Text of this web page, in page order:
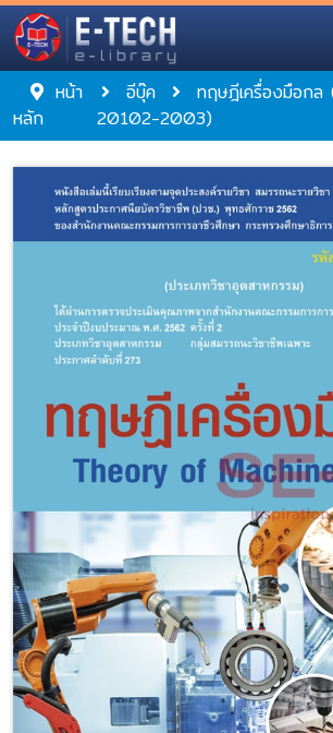
หน้า
หลัก
อีบุ๊ค
ทฤษฎีเครื่องมือกล
20102-2003)